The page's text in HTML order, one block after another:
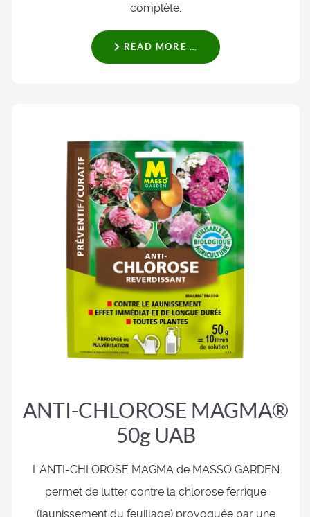
complète.
READ MORE …
ANTI-CHLOROSE MAGMA®
50g UAB
L’ANTI-CHLOROSE MAGMA de MASSÓ GARDEN
permet de lutter contre la chlorose ferrique
(jaunissement du feuillage) provoquée par une